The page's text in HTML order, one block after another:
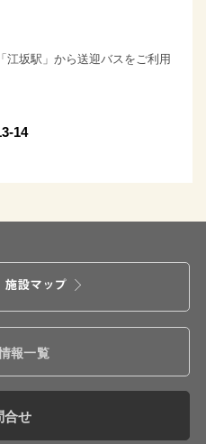
江坂駅」から送迎バスをご利用
14
報一覧
合せ